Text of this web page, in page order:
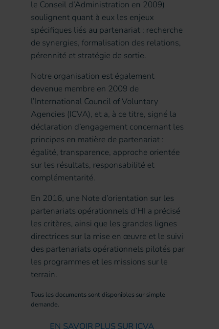
le Conseil d’Administration en 2009)
soulignent quant à eux les enjeux
spécifiques liés au partenariat : recherche
de synergies, formalisation des relations,
pérennité et stratégie de sortie.
Notre organisation est également
devenue membre en 2009 de
l’International Council of Voluntary
Agencies (ICVA), et a, à ce titre, signé la
déclaration d’engagement concernant les
principes en matière de partenariat :
égalité, transparence, approche orientée
sur les résultats, responsabilité et
complémentarité.
En 2016, une Note d’orientation sur les
partenariats opérationnels d’HI a précisé
les critères, ainsi que les grandes lignes
directrices sur la mise en œuvre et le suivi
des partenariats opérationnels pilotés par
les programmes et les missions sur le
terrain.
Tous les documents sont disponibles sur simple
demande.
EN SAVOIR PLUS SUR ICVA